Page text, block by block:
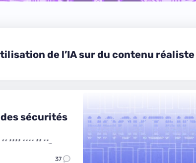
de l’IA sur du contenu réaliste
des sécurités
37